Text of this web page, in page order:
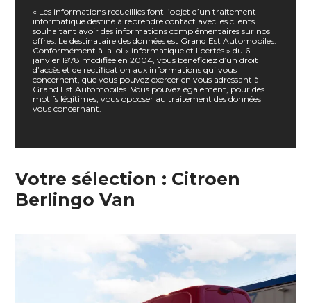
Votre sélection : Citroen
Berlingo Van
« Les informations recueillies font l’objet d’un traitement
informatique destiné à reprendre contact avec les clients
souhaitant avoir des informations complémentaires sur nos
offres. Le destinataire des données est Grand Est Automobiles.
Conformément à la loi « informatique et libertés » du 6
janvier 1978 modifiée en 2004, vous bénéficiez d’un droit
d’accès et de rectification aux informations qui vous
concernent, que vous pouvez exercer en vous adressant à
Grand Est Automobiles. Vous pouvez également, pour des
motifs légitimes, vous opposer au traitement des données
vous concernant.